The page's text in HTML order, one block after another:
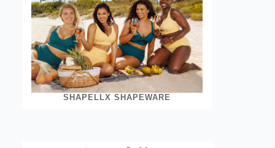
SHAPELLX SHAPEWARE